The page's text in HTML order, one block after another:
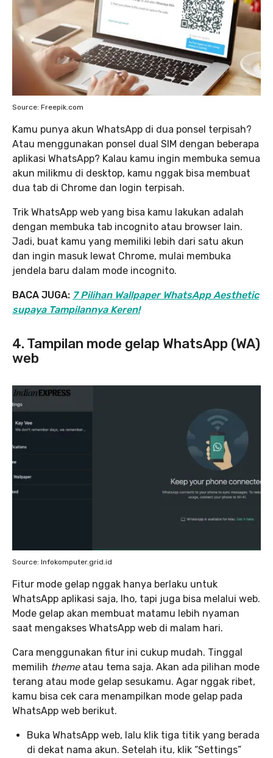
Source: Freepik.com
Kamu punya akun WhatsApp di dua ponsel terpisah?
Atau menggunakan ponsel dual SIM dengan beberapa
aplikasi WhatsApp? Kalau kamu ingin membuka semua
akun milikmu di desktop, kamu nggak bisa membuat
dua tab di Chrome dan login terpisah.
Trik WhatsApp web yang bisa kamu lakukan adalah
dengan membuka tab incognito atau browser lain.
Jadi, buat kamu yang memiliki lebih dari satu akun
dan ingin masuk lewat Chrome, mulai membuka
jendela baru dalam mode incognito.
BACA JUGA: 7 Pilihan Wallpaper WhatsApp Aesthetic
supaya Tampilannya Keren!
4. Tampilan mode gelap WhatsApp (WA)
web
Source: Infokomputer.grid.id
Fitur mode gelap nggak hanya berlaku untuk
WhatsApp aplikasi saja, lho, tapi juga bisa melalui web.
Mode gelap akan membuat matamu lebih nyaman
saat mengakses WhatsApp web di malam hari.
Cara menggunakan fitur ini cukup mudah. Tinggal
memilih theme atau tema saja. Akan ada pilihan mode
terang atau mode gelap sesukamu. Agar nggak ribet,
kamu bisa cek cara menampilkan mode gelap pada
WhatsApp web berikut.
Buka WhatsApp web, lalu klik tiga titik yang berada
di dekat nama akun. Setelah itu, klik “Settings”